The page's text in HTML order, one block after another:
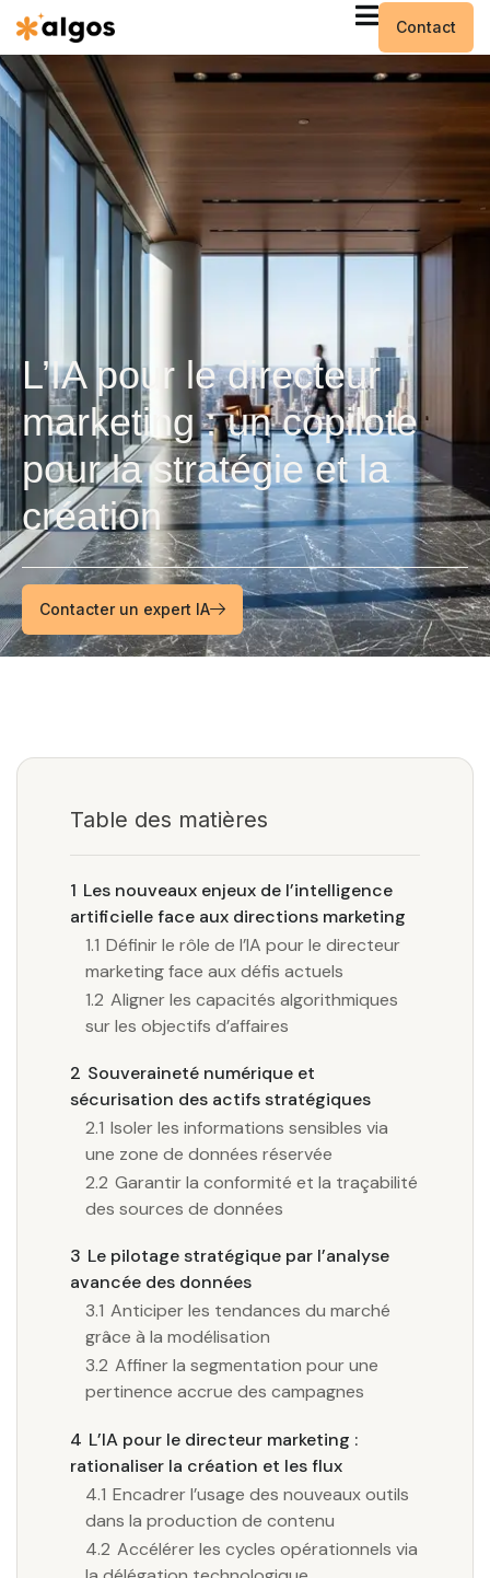
Contact
L’IA pour le directeur
marketing : un copilote
pour la stratégie et la
création
Contacter un expert IA
Table des matières
1 Les nouveaux enjeux de l’intelligence
artificielle face aux directions marketing
1.1 Définir le rôle de l’IA pour le directeur
marketing face aux défis actuels
1.2 Aligner les capacités algorithmiques
sur les objectifs d’affaires
2 Souveraineté numérique et
sécurisation des actifs stratégiques
2.1 Isoler les informations sensibles via
une zone de données réservée
2.2 Garantir la conformité et la traçabilité
des sources de données
3 Le pilotage stratégique par l’analyse
avancée des données
3.1 Anticiper les tendances du marché
grâce à la modélisation
3.2 Affiner la segmentation pour une
pertinence accrue des campagnes
4 L’IA pour le directeur marketing :
rationaliser la création et les flux
4.1 Encadrer l’usage des nouveaux outils
dans la production de contenu
4.2 Accélérer les cycles opérationnels via